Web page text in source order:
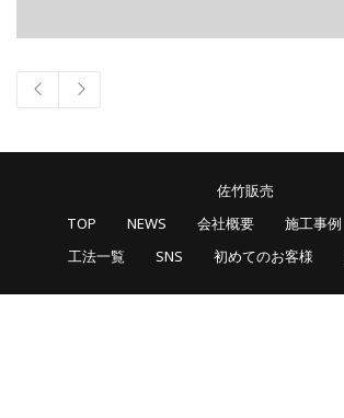
佐竹販売
TOP
NEWS 会社概要 施工事例
工法一覧
SNS 初めてのお客様